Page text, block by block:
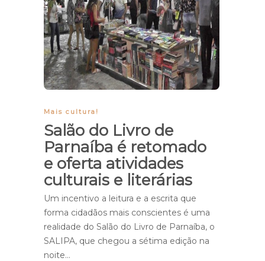
Mais cultura!
Salão do Livro de
Parnaíba é retomado
e oferta atividades
culturais e literárias
Um incentivo a leitura e a escrita que
forma cidadãos mais conscientes é uma
realidade do Salão do Livro de Parnaíba, o
SALIPA, que chegou a sétima edição na
noite…